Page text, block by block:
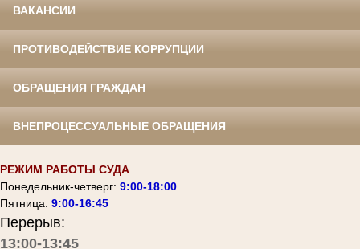
ВАКАНСИИ
ПРОТИВОДЕЙСТВИЕ КОРРУПЦИИ
ОБРАЩЕНИЯ ГРАЖДАН
ВНЕПРОЦЕССУАЛЬНЫЕ ОБРАЩЕНИЯ
РЕЖИМ РАБОТЫ СУДА
Понедельник-четверг: 9:00-18:00
Пятница: 9:00-16:45
Перерыв:
13:00-13:45